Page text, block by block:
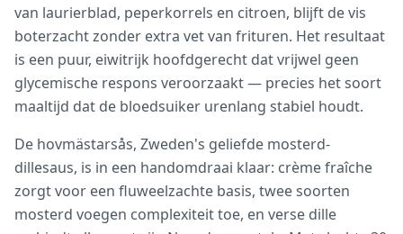
van laurierblad, peperkorrels en citroen, blijft de vis
boterzacht zonder extra vet van frituren. Het resultaat
is een puur, eiwitrijk hoofdgerecht dat vrijwel geen
glycemische respons veroorzaakt — precies het soort
maaltijd dat de bloedsuiker urenlang stabiel houdt.
De hovmästarsås, Zweden's geliefde mosterd-
dillesaus, is in een handomdraai klaar: crème fraîche
zorgt voor een fluweelzachte basis, twee soorten
mosterd voegen complexiteit toe, en verse dille